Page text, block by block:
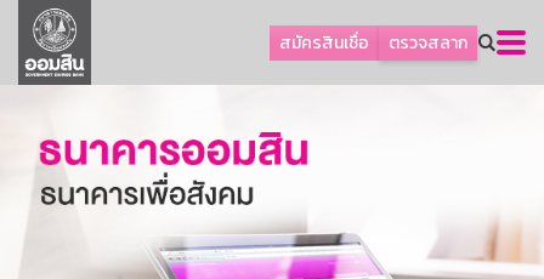
สมัครสินเชื่อ ตรวจสลาก
ลูกค้าธุรกิจ
ลูกค้าผู้ประกอบรายย่อย
ออมเพื่อสุข
เกี่ยวกับธนาคาร
การพัฒนาที่ยั่งยืน